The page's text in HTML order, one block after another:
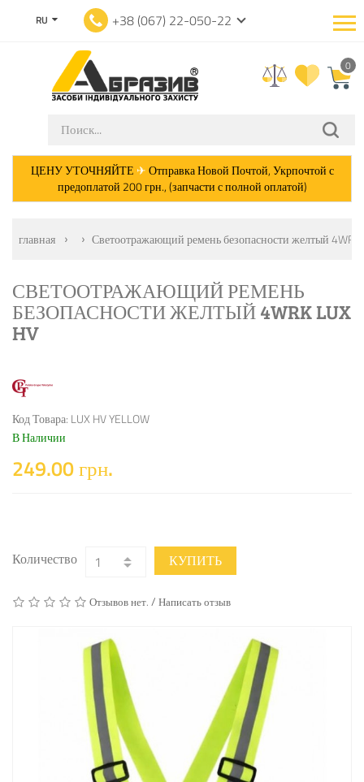
RU +38 (067) 22-050-22
0
ЦЕНУ УТОЧНЯЙТЕ ✈Отправка Новой Почтой, Укрпочтой с
предоплатой 200 грн., (запчасти с полной оплатой)
главная Светоотражающий ремень безопасности желтый 4WRK
СВЕТООТРАЖАЮЩИЙ РЕМЕНЬ
БЕЗОПАСНОСТИ ЖЕЛТЫЙ 4WRK LUX
HV
Код Товара: LUX HV YELLOW
В Наличии
249.00 грн.
Количество КУПИТЬ
Отзывов нет. / Написать отзыв